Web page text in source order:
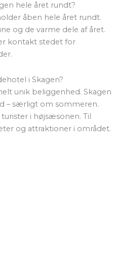
hele året rundt?
åben hele året rundt.
og de varme dele af året.
kontakt stedet for
i Skagen?
unik beliggenhed. Skagen
– særligt om sommeren.
i højsæsonen. Til
og attraktioner i området.